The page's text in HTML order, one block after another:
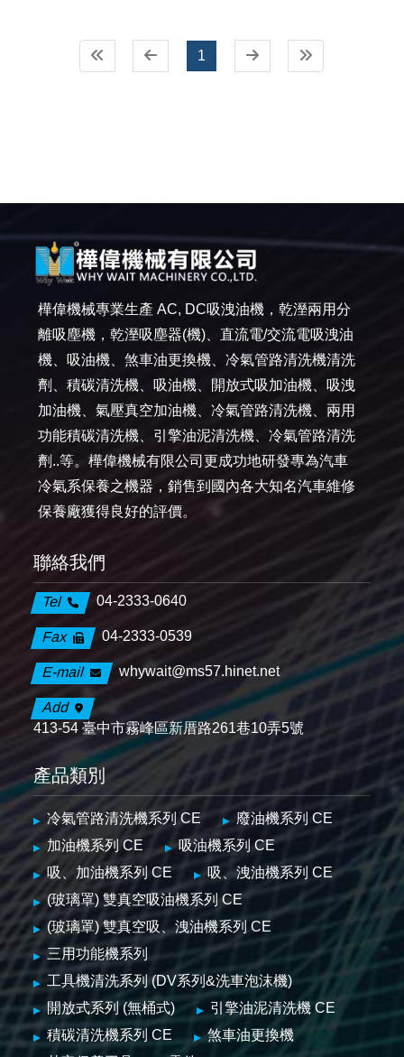
1
樺偉機械專業生產 AC, DC吸洩油機，乾溼兩用分
離吸塵機，乾溼吸塵器(機)、直流電/交流電吸洩油
機、吸油機、煞車油更換機、冷氣管路清洗機清洗
劑、積碳清洗機、吸油機、開放式吸加油機、吸洩
加油機、氣壓真空加油機、冷氣管路清洗機、兩用
功能積碳清洗機、引擎油泥清洗機、冷氣管路清洗
劑..等。樺偉機械有限公司更成功地研發專為汽車
冷氣系保養之機器，銷售到國內各大知名汽車維修
保養廠獲得良好的評價。
聯絡我們
Tel 04-2333-0640
Fax 04-2333-0539
E-mail whywait@ms57.hinet.net
Add
413-54 臺中市霧峰區新厝路261巷10弄5號
產品類別
冷氣管路清洗機系列 CE
廢油機系列 CE
加油機系列 CE
吸油機系列 CE
吸、加油機系列 CE
吸、洩油機系列 CE
(玻璃罩) 雙真空吸油機系列 CE
(玻璃罩) 雙真空吸、洩油機系列 CE
三用功能機系列
工具機清洗系列 (DV系列&洗車泡沫機)
開放式系列 (無桶式)
引擎油泥清洗機 CE
積碳清洗機系列 CE
煞車油更換機